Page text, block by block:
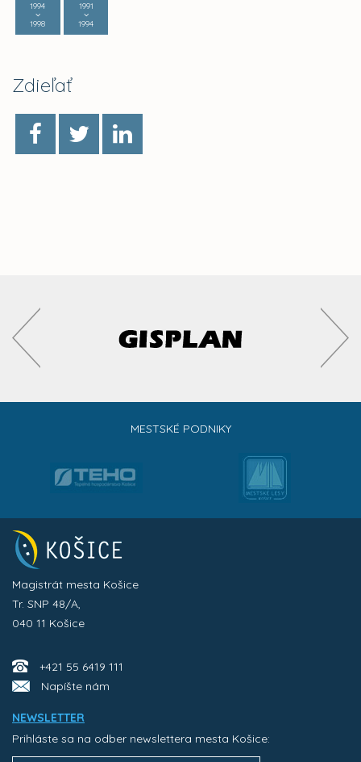
1994
1998
1991
1994
Zdieľať
MESTSKÉ PODNIKY
Magistrát mesta Košice
Tr. SNP 48/A,
040 11 Košice
+421 55 6419 111
Napíšte nám
NEWSLETTER
Prihláste sa na odber newslettera mesta Košice: